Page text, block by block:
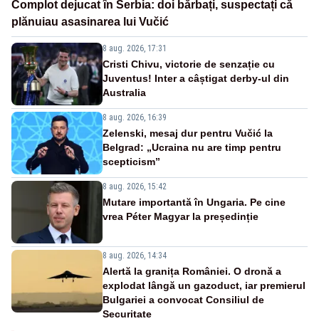
Complot dejucat în Serbia: doi bărbați, suspectați că
plănuiau asasinarea lui Vučić
8 aug. 2026, 17:31
Cristi Chivu, victorie de senzație cu
Juventus! Inter a câștigat derby-ul din
Australia
8 aug. 2026, 16:39
Zelenski, mesaj dur pentru Vučić la
Belgrad: „Ucraina nu are timp pentru
scepticism”
8 aug. 2026, 15:42
Mutare importantă în Ungaria. Pe cine
vrea Péter Magyar la președinție
8 aug. 2026, 14:34
Alertă la granița României. O dronă a
explodat lângă un gazoduct, iar premierul
Bulgariei a convocat Consiliul de
Securitate